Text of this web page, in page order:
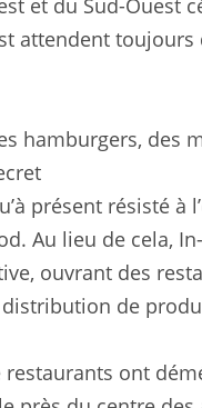
et du Sud-Ouest
attendent
hamburgers, des
présent résisté à
Au lieu de cela,
ouvrant des
de
ont